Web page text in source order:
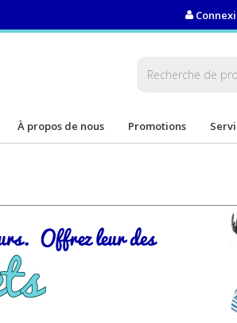
À propos de nous Promotions